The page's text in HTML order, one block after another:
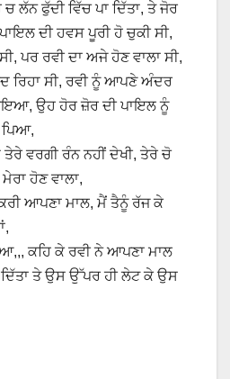
ਫੁੱਦੀ ਵਿੱਚ ਪਾ ਦਿੱਤਾ, ਤੇ ਜੋਰ
ਦੀ ਹਵਸ ਪੂਰੀ ਹੋ ਚੁਕੀ ਸੀ,
ਪਰ ਰਵੀ ਦਾ ਅਜੇ ਹੋਣ ਵਾਲਾ ਸੀ,
ਰਿਹਾ ਸੀ, ਰਵੀ ਨੂੰ ਆਪਣੇ ਅੰਦਰ
ਉਹ ਹੋਰ ਜ਼ੋਰ ਦੀ ਪਾਇਲ ਨੂੰ
ਵਰਗੀ ਰੰਨ ਨਹੀਂ ਦੇਖੀ, ਤੇਰੇ ਚੋ
ਹੋਣ ਵਾਲਾ,
ਆਪਣਾ ਮਾਲ, ਮੈਂ ਤੈਨੂੰ ਰੱਜ ਕੇ
ਕਹਿ ਕੇ ਰਵੀ ਨੇ ਆਪਣਾ ਮਾਲ
ਦਿੱਤਾ ਤੇ ਉਸ ਉੱਪਰ ਹੀ ਲੇਟ ਕੇ ਉਸ